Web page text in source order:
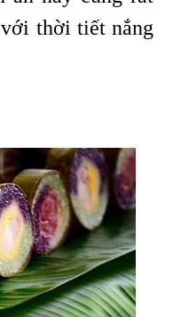
thời tiết nắng